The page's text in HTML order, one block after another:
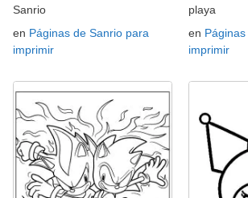
Sanrio
en Páginas de Sanrio para
imprimir
playa
en
imprimir